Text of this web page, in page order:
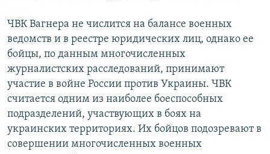
ЧВК Вагнера не числится на балансе военных
ведомств и в реестре юридических лиц, однако ее
бойцы, по данным многочисленных
журналистских расследований, принимают
участие в войне России против Украины. ЧВК
считается одним из наиболее боеспособных
подразделений, участвующих в боях на
украинских территориях. Их бойцов подозревают в
совершении многочисленных военных